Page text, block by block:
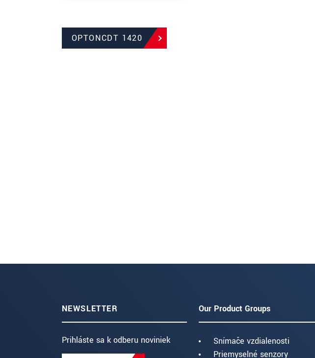
OPTONCDT 1420
NEWSLETTER
Prihláste sa k odberu noviniek
Our Product Groups
Snímače vzdialenosti
Priemyselné senzory